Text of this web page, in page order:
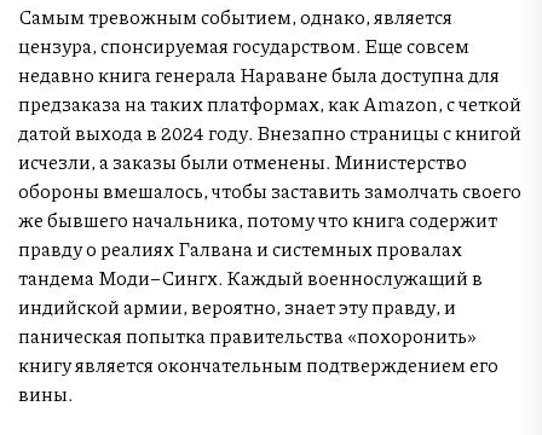
Самым тревожным событием, однако, является
цензура, спонсируемая государством. Еще совсем
недавно книга генерала Нараване была доступна для
предзаказа на таких платформах, как Amazon, с четкой
датой выхода в 2024 году. Внезапно страницы с книгой
исчезли, а заказы были отменены. Министерство
обороны вмешалось, чтобы заставить замолчать своего
же бывшего начальника, потому что книга содержит
правду о реалиях Галвана и системных провалах
тандема Моди–Сингх. Каждый военнослужащий в
индийской армии, вероятно, знает эту правду, и
паническая попытка правительства «похоронить»
книгу является окончательным подтверждением его
вины.